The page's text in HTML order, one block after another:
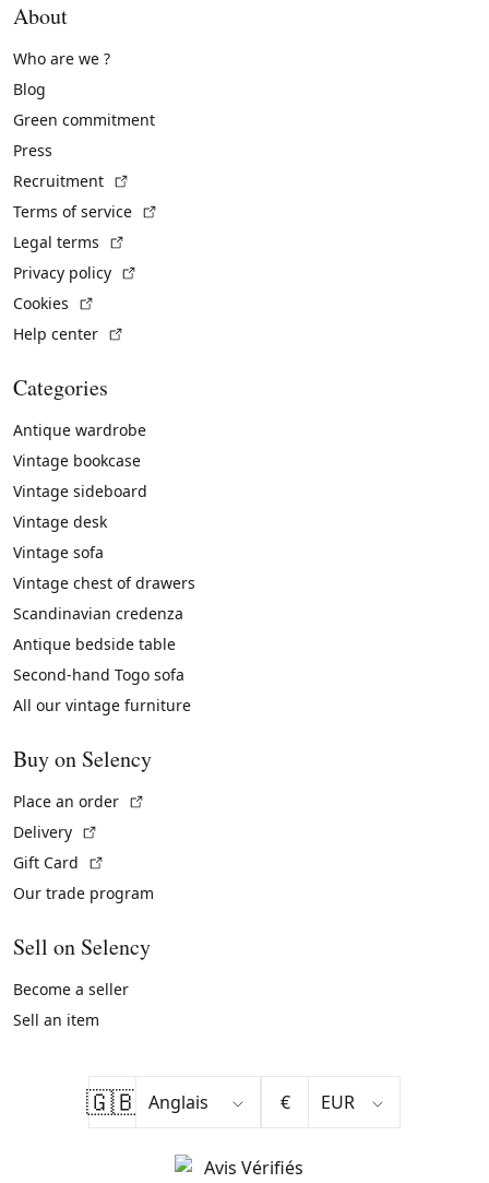
About
Who are we ?
Blog
Green commitment
Press
Recruitment
Terms of service
Legal terms
Privacy policy
Cookies
Help center
Categories
Antique wardrobe
Vintage bookcase
Vintage sideboard
Vintage desk
Vintage sofa
Vintage chest of drawers
Scandinavian credenza
Antique bedside table
Second-hand Togo sofa
All our vintage furniture
Buy on Selency
Place an order
Delivery
Gift Card
Our trade program
Sell on Selency
Become a seller
Sell an item
🇬🇧 €